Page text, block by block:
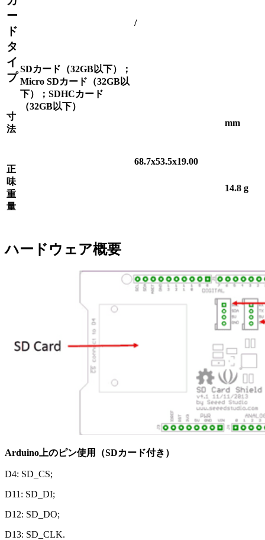
ー
ド
タ
イ
プ
SDカード（32GB以下）；
Micro SDカード（32GB以
下）；SDHCカード
（32GB以下）
/
寸
法
68.7x53.5x19.00
mm
正
味
重
量
14.8 g
ハードウェア概要
Arduino上のピン使用（SDカード付き）
D4: SD_CS;
D11: SD_DI;
D12: SD_DO;
D13: SD_CLK.